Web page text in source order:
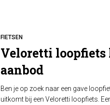
FIETSEN
Veloretti loopfiets
aanbod
Ben je op zoek naar een gave
uitkomt bij een Veloretti loopfiets.